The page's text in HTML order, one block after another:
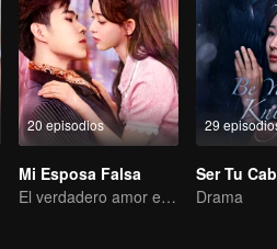
20 episodios
Mi Esposa Falsa
El verdadero amor engendrado en el matrimonio sustituto
29
Ser Tu
Drama